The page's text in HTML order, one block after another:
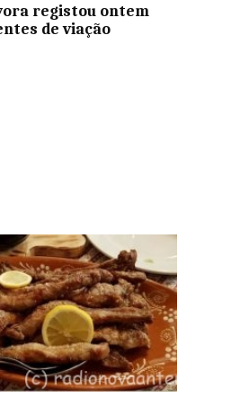
registou ontem
de viação